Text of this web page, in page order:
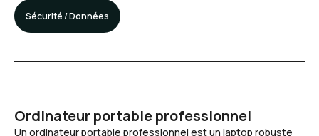
Sécurité / Données
Ordinateur portable professionnel
Un ordinateur portable professionnel est un laptop robuste